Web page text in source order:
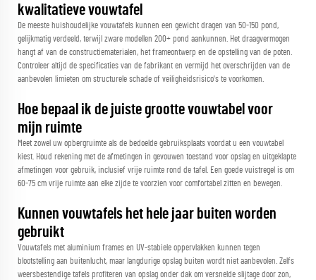
kwalitatieve vouwtafel
De meeste huishoudelijke vouwtafels kunnen een gewicht dragen van 50-150 pond,
gelijkmatig verdeeld, terwijl zware modellen 200+ pond aankunnen. Het draagvermogen
hangt af van de constructiematerialen, het frameontwerp en de opstelling van de poten.
Controleer altijd de specificaties van de fabrikant en vermijd het overschrijden van de
aanbevolen limieten om structurele schade of veiligheidsrisico's te voorkomen.
Hoe bepaal ik de juiste grootte vouwtabel voor
mijn ruimte
Meet zowel uw opbergruimte als de bedoelde gebruiksplaats voordat u een vouwtabel
kiest. Houd rekening met de afmetingen in gevouwen toestand voor opslag en uitgeklapte
afmetingen voor gebruik, inclusief vrije ruimte rond de tafel. Een goede vuistregel is om
60-75 cm vrije ruimte aan elke zijde te voorzien voor comfortabel zitten en bewegen.
Kunnen vouwtafels het hele jaar buiten worden
gebruikt
Vouwtafels met aluminium frames en UV-stabiele oppervlakken kunnen tegen
blootstelling aan buitenlucht, maar langdurige opslag buiten wordt niet aanbevolen. Zelfs
weersbestendige tafels profiteren van opslag onder dak om versnelde slijtage door zon,